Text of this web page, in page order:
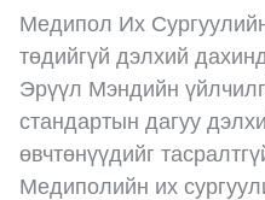
Медипол Их
төдийгүй дэлхий
Эрүүл Мэндийн
стандартын дагуу
өвчтөнүүдийг
Медиполийн их